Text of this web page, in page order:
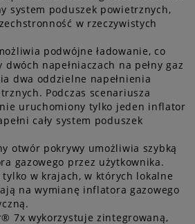
system poduszek powietrznych,
w rzeczywistych
podwójne ładowanie, co
dwóch napełniaczach na pełny gaz
dwa oddzielne napełnienia
Podczas scenariusza
uruchomiony tylko jeden inflator
cały system poduszek
otwór pokrywy umożliwia szybką
gazowego przez użytkownika.
w krajach, w których lokalne
na wymianę inflatora gazowego
7x wykorzystuje zintegrowaną,